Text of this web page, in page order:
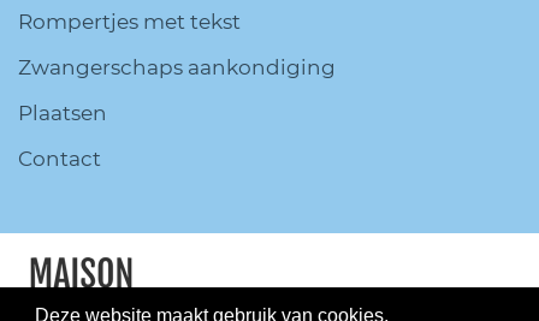
Deze website maakt gebruik van cookies.
Rompertjes met tekst
Zwangerschaps aankondiging
Plaatsen
Contact